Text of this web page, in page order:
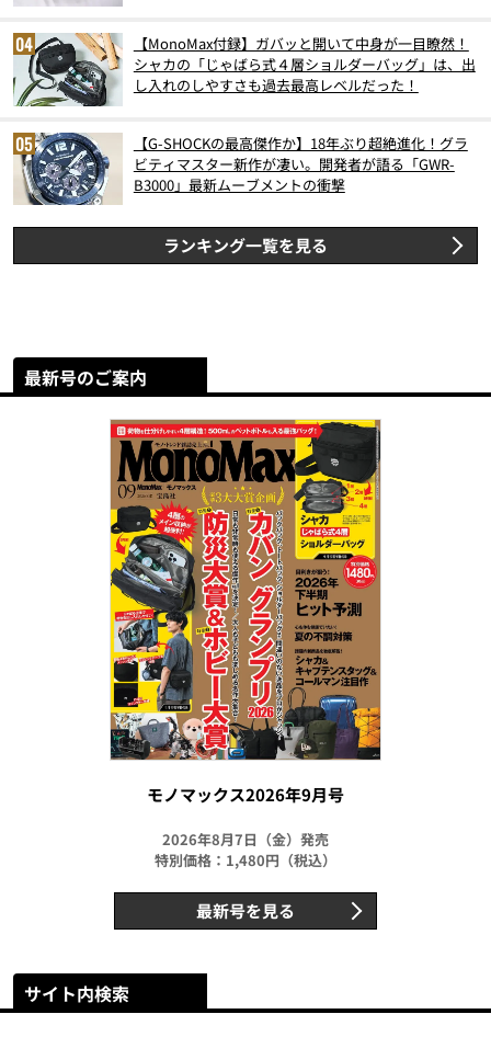
【MonoMax付録】ガバッと開いて中身が一目瞭然！
シャカの「じゃばら式４層ショルダーバッグ」は、出
し入れのしやすさも過去最高レベルだった！
【G-SHOCKの最高傑作か】18年ぶり超絶進化！グラ
ビティマスター新作が凄い。開発者が語る「GWR-
B3000」最新ムーブメントの衝撃
ランキング一覧を見る
最新号のご案内
モノマックス2026年9月号
2026年8月7日（金）発売
特別価格：1,480円（税込）
最新号を見る
サイト内検索